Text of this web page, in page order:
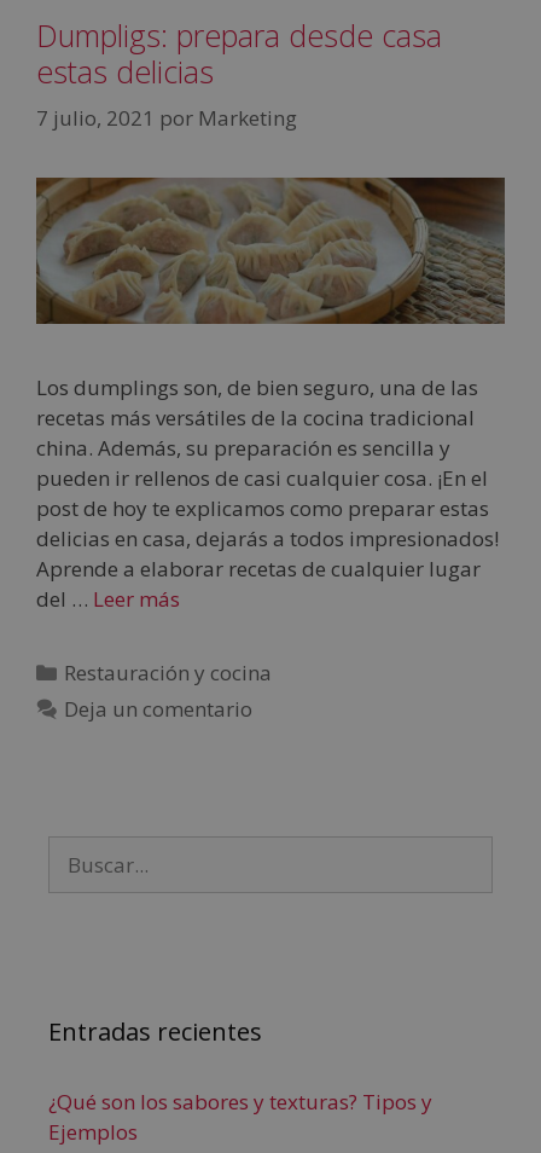
Dumpligs: prepara desde casa
estas delicias
7 julio, 2021 por Marketing
Los dumplings son, de bien seguro, una de las
recetas más versátiles de la cocina tradicional
china. Además, su preparación es sencilla y
pueden ir rellenos de casi cualquier cosa. ¡En el
post de hoy te explicamos como preparar estas
delicias en casa, dejarás a todos impresionados!
Aprende a elaborar recetas de cualquier lugar
del … Leer más
Restauración y cocina
Deja un comentario
Entradas recientes
¿Qué son los sabores y texturas? Tipos y
Ejemplos